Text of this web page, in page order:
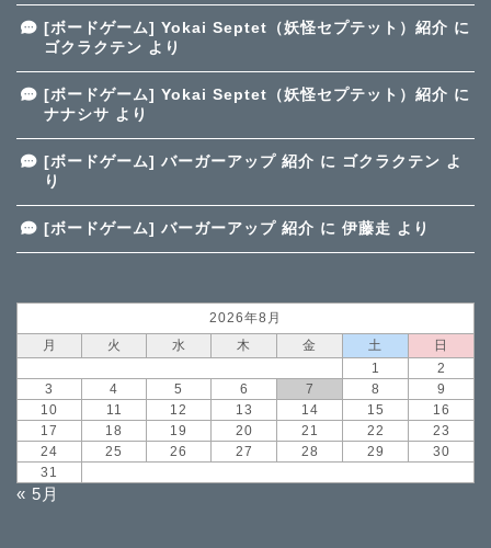
[ボードゲーム] Yokai Septet（妖怪セプテット）紹介 に
ゴクラクテン より
[ボードゲーム] Yokai Septet（妖怪セプテット）紹介 に
ナナシサ より
[ボードゲーム] バーガーアップ 紹介 に ゴクラクテン よ
り
[ボードゲーム] バーガーアップ 紹介 に 伊藤走 より
2026年8月
月
火 水 木 金 土
日
1
2
3
4 5 6 7 8
9
10
11 12 13 14 15
16
17
18 19 20 21 22
23
24
25 26 27 28 29
30
31
« 5月